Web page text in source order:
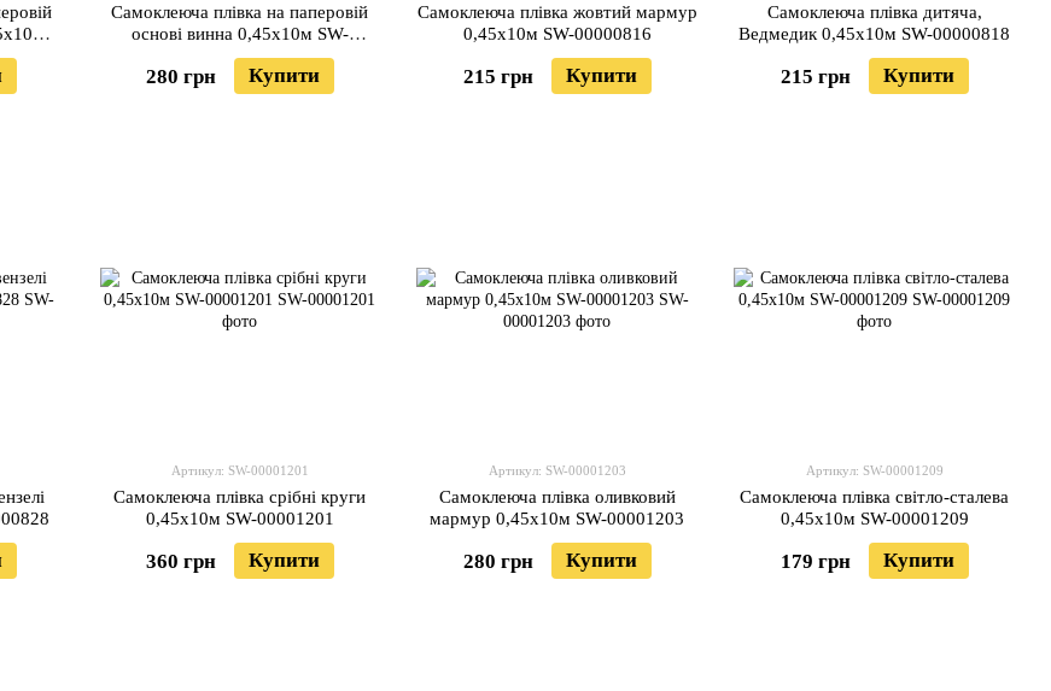
Самоклеюча плівка на паперовій
основі винна 0,45х10м SW-
00000798
280 грн Купити
Самоклеюча плівка жовтий мармур
0,45х10м SW-00000816
215 грн Купити
Самоклеюча плівка дитяча,
Ведмедик 0,45х10м SW-00000818
215 грн Купити
Артикул: SW-00001201
Самоклеюча плівка срібні круги
0,45х10м SW-00001201
360 грн Купити
Артикул: SW-00001203
Самоклеюча плівка оливковий
мармур 0,45х10м SW-00001203
280 грн Купити
Артикул: SW-00001209
Самоклеюча плівка світло-сталева
0,45х10м SW-00001209
179 грн Купити